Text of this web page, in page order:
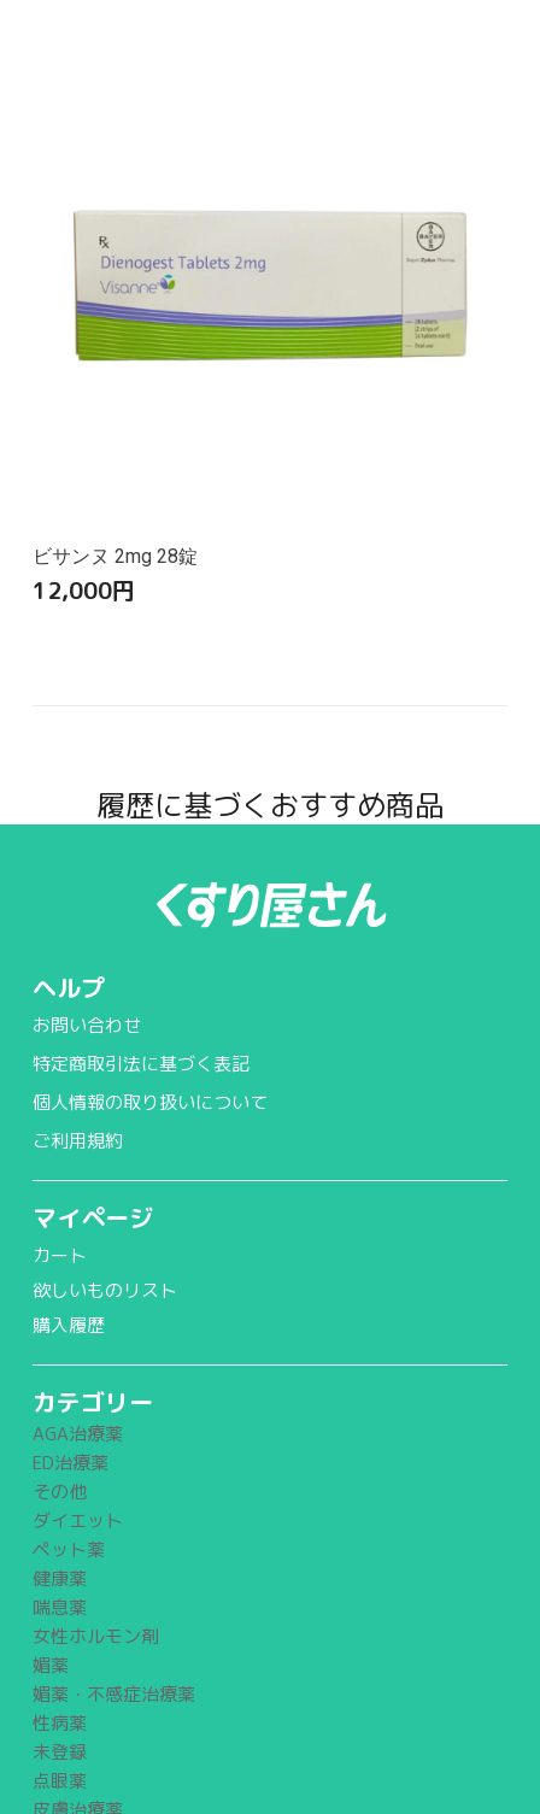
ビサンヌ 2mg 28錠
12,000円
履歴に基づくおすすめ商品
ヘルプ
お問い合わせ
特定商取引法に基づく表記
個人情報の取り扱いについて
ご利用規約
マイページ
カート
欲しいものリスト
購入履歴
カテゴリー
AGA治療薬
ED治療薬
その他
ダイエット
ペット薬
健康薬
喘息薬
女性ホルモン剤
媚薬
媚薬・不感症治療薬
性病薬
未登録
点眼薬